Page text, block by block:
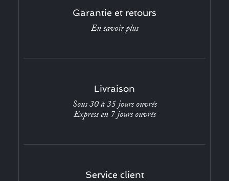
Garantie et retours
En savoir plus
Livraison
Sous 30 à 35 jours ouvrés
Express en 7 jours ouvrés
Service client